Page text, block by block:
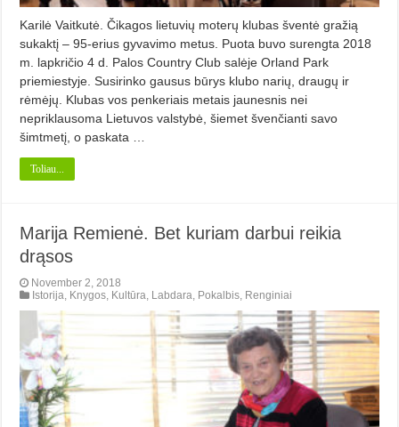
Karilė Vaitkutė. Čikagos lietuvių moterų klubas šventė gražią
sukaktį – 95-erius gyvavimo metus. Puota buvo surengta 2018
m. lapkričio 4 d. Palos Country Club salėje Orland Park
priemiestyje. Susirinko gausus būrys klubo narių, draugų ir
rėmėjų. Klubas vos penkeriais metais jaunesnis nei
nepriklausoma Lietuvos valstybė, šiemet švenčianti savo
šimtmetį, o paskata …
Toliau...
Marija Remienė. Bet kuriam darbui reikia
drąsos
November 2, 2018
Istorija Knygos Kultūra Labdara Pokalbis Renginiai